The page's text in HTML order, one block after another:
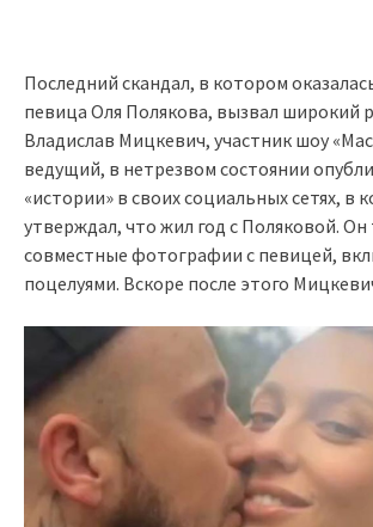
Последний скандал, в котором
певица Оля Полякова, вызвал широкий
Владислав Мицкевич, участник шоу
ведущий, в нетрезвом состоянии
«истории» в своих социальных сетях, в
утверждал, что жил год с Поляковой.
совместные фотографии с певицей,
поцелуями. Вскоре после этого